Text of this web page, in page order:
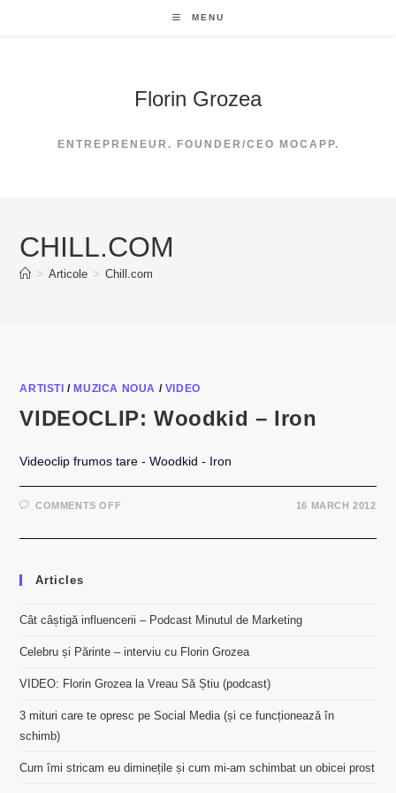
MENU
Florin Grozea
ENTREPRENEUR. FOUNDER/CEO MOCAPP.
CHILL.COM
> Articole > Chill.com
ARTISTI / MUZICA NOUA / VIDEO
VIDEOCLIP: Woodkid – Iron
Videoclip frumos tare - Woodkid - Iron
COMMENTS OFFON
–
16 MARCH 2012
Articles
Cât câștigă influencerii – Podcast Minutul de Marketing
Celebru și Părinte – interviu cu Florin Grozea
VIDEO: Florin Grozea la Vreau Să Știu (podcast)
3 mituri care te opresc pe Social Media (și ce funcționează în
schimb)
Cum îmi stricam eu diminețile și cum mi-am schimbat un obicei prost